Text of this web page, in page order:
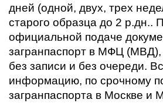
дней (одной, двух, трех
старого образца до 2 р.дн..
официальной подаче
загранпаспорт в МФЦ (МВД),
без записи и без очереди.
информацию, по срочному
загранпаспорта в Москве и